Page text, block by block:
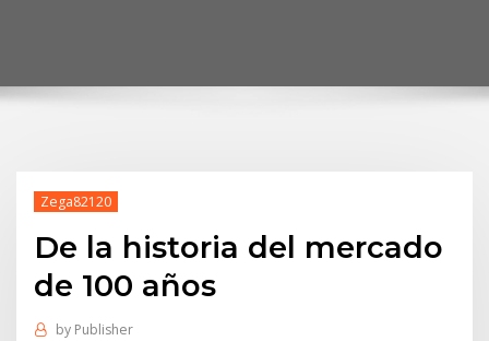
Zega82120
De la historia del mercado
de 100 años
by Publisher